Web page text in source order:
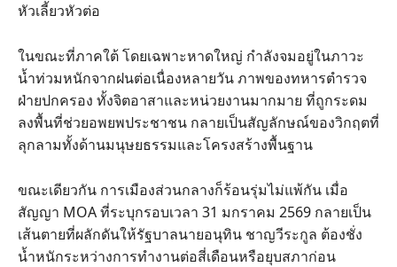
หัวเลี้ยวหัวต่อ
ในขณะที่ภาคใต้ โดยเฉพาะหาดใหญ่ กำลังจมอยู่ในภาวะ
น้ำท่วมหนักจากฝนต่อเนื่องหลายวัน ภาพของทหารตำรวจ
ฝ่ายปกครอง ทั้งจิตอาสาและหน่วยงานมากมาย ที่ถูกระดม
ลงพื้นที่ช่วยอพยพประชาชน กลายเป็นสัญลักษณ์ของวิกฤตที่
ลุกลามทั้งด้านมนุษยธรรมและโครงสร้างพื้นฐาน
ขณะเดียวกัน การเมืองส่วนกลางก็ร้อนรุ่มไม่แพ้กัน เมื่อ
สัญญา MOA ที่ระบุกรอบเวลา 31 มกราคม 2569 กลายเป็น
เส้นตายที่ผลักดันให้รัฐบาลนายอนุทิน ชาญวีระกูล ต้องชั่ง
น้ำหนักระหว่างการทำงานต่อสี่เดือนหรือยุบสภาก่อน